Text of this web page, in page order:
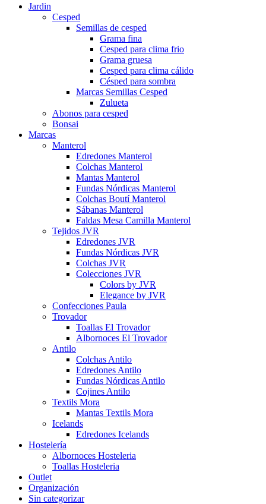
Jardin
Cesped
Semillas de cesped
Grama fina
Cesped para clima frio
Grama gruesa
Cesped para clima cálido
Césped para sombra
Marcas Semillas Cesped
Zulueta
Abonos para cesped
Bonsai
Marcas
Manterol
Edredones Manterol
Colchas Manterol
Mantas Manterol
Fundas Nórdicas Manterol
Colchas Boutí Manterol
Sábanas Manterol
Faldas Mesa Camilla Manterol
Tejidos JVR
Edredones JVR
Fundas Nórdicas JVR
Colchas JVR
Colecciones JVR
Colors by JVR
Elegance by JVR
Confecciones Paula
Trovador
Toallas El Trovador
Albornoces El Trovador
Antilo
Colchas Antilo
Edredones Antilo
Fundas Nórdicas Antilo
Cojines Antilo
Textils Mora
Mantas Textils Mora
Icelands
Edredones Icelands
Hostelería
Albornoces Hosteleria
Toallas Hosteleria
Outlet
Organización
Sin categorizar